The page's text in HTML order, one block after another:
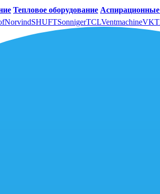
Тепловое оборудование
NorvindSHUFTSonnigerTCLVentmachineVKT